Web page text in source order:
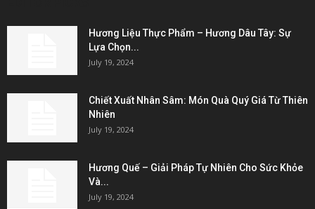
Hương Liệu Thực Phẩm – Hương Dâu Tây: Sự
Lựa Chọn...
July 19, 2024
Chiết Xuất Nhân Sâm: Món Quà Quý Giá Từ Thiên
Nhiên
July 19, 2024
Hương Quế – Giải Pháp Tự Nhiên Cho Sức Khỏe
Và...
July 19, 2024